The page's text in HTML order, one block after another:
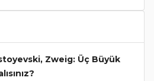
Zweig: Üç Büyük